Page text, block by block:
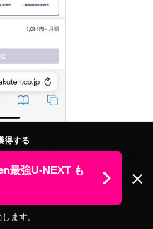
す。自身のニーズにあわ
で乗り換え（MNP）」「新規
得する
最強U-NEXT も
ます。